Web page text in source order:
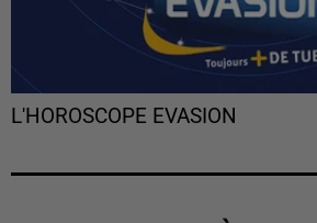
L'HOROSCOPE EVASION